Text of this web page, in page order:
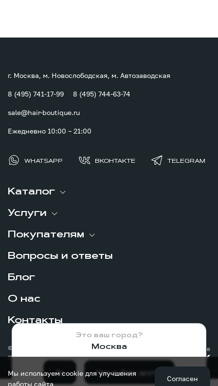
Это ваш город?
Москва
Да Нет, выберу другой
Каталог
Услуги
Покупателям
Вопросы и ответы
Блог
О нас
Контакты
г. Москва, м. Новослободская, м. Автозаводская
8 (495) 741-17-99 8 (495) 744-63-74
sale@hair-boutique.ru
Ежедневно 10:00 – 21:00
WHATSAPP ВКОНТАКТЕ TELEGRAM
© 2026
Политика конфиденциальности
Сделано в
Мы используем cookie для улучшения
работы сайта
Согласен